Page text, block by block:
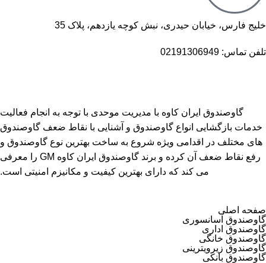
خلیج فارس، خیابان حیدری، نبش کوچه یازدهم، پلاک 35
تلفن تماس: 02191306949
گاوصندوق ایران کاوه با مدیریت موحدی با توجه به انجام فعالیت
خدمات بازگشایی انواع گاوصندوق و آشنایی با نقاط ضعف گاوصندوق
های مختلف در اقدامی ویژه شروع به ساخت بهترین نوع گاوصندوق و
رفع نقاط ضعف آن کرده و برند گاوصندوق ایران کاوه GM را معرفی
می کند که دارای بهترین کیفیت و مکانیزم امنیتی است.
صفحه اصلی
گاوصندوق آسانسوری
گاوصندوق اداری
گاوصندوق خانگی
گاوصندوق زیرویترینی
گاوصندوق بانکی